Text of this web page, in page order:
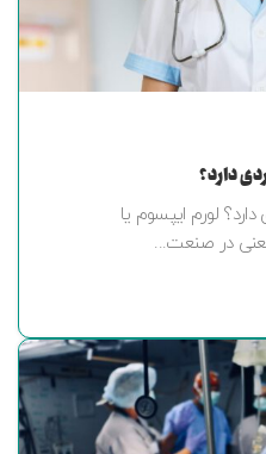
دارد؟
لورم ایپسوم یا
در صنعت...